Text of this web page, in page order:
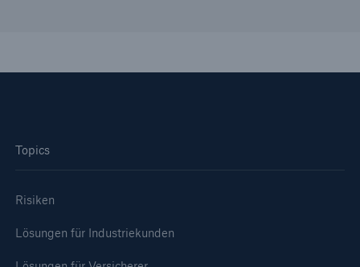
Topics
Risiken
Lösungen für Industriekunden